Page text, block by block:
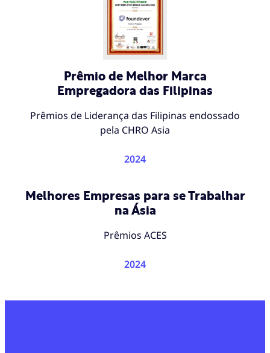
Prêmio de Melhor Marca
Empregadora das Filipinas
Prêmios de Liderança das Filipinas endossado
pela CHRO Asia
2024
Melhores Empresas para se Trabalhar
na Ásia
Prêmios ACES
2024